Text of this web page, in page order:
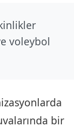
voleybol
bir